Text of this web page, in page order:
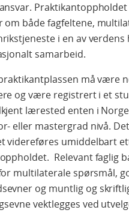
om både fagfeltene,
i en av
samarbeid.
må være
og være registrert i et
lærested enten i
eller mastergrad nivå.
videreføres umiddelbart
Relevant faglig
multilaterale spørsmål,
og muntlig og
vektlegges ved